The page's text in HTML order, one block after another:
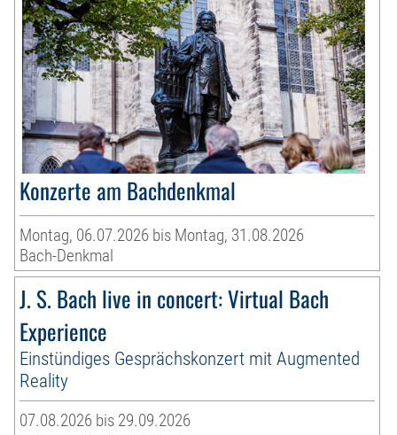
Konzerte am Bachdenkmal
Montag, 06.07.2026 bis Montag, 31.08.2026
Bach-Denkmal
J. S. Bach live in concert: Virtual Bach
Experience
Einstündiges Gesprächskonzert mit Augmented
Reality
07.08.2026 bis 29.09.2026